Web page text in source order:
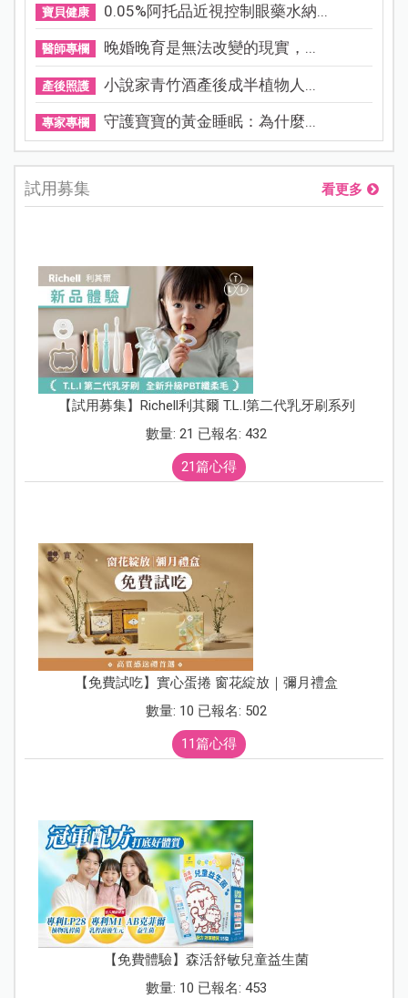
寶貝健康 0.05%阿托品近視控制眼藥水納...
醫師專欄 晚婚晚育是無法改變的現實，...
產後照護 小說家青竹酒產後成半植物人...
專家專欄 守護寶寶的黃金睡眠：為什麼...
試用募集 看更多
【試用募集】Richell利其爾 T.L.I第二代乳牙刷系列
數量: 21 已報名: 432
21篇心得
【免費試吃】實心蛋捲 窗花綻放｜彌月禮盒
數量: 10 已報名: 502
11篇心得
【免費體驗】森活舒敏兒童益生菌
數量: 10 已報名: 453